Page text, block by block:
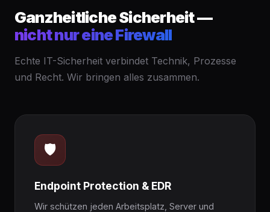
Ganzheitliche Sicherheit —
nicht nur eine Firewall
Echte IT-Sicherheit verbindet Technik, Prozesse
und Recht. Wir bringen alles zusammen.
🛡️
Endpoint Protection & EDR
Wir schützen jeden Arbeitsplatz, Server und